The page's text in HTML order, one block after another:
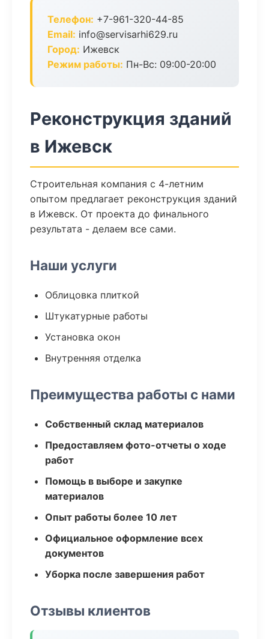
Телефон: +7-961-320-44-85
Email: info@servisarhi629.ru
Город: Ижевск
Режим работы: Пн-Вс: 09:00-20:00
Реконструкция зданий
в Ижевск
Строительная компания с 4-летним
опытом предлагает реконструкция зданий
в Ижевск. От проекта до финального
результата - делаем все сами.
Наши услуги
Облицовка плиткой
Штукатурные работы
Установка окон
Внутренняя отделка
Преимущества работы с нами
Собственный склад материалов
Предоставляем фото-отчеты о ходе
работ
Помощь в выборе и закупке
материалов
Опыт работы более 10 лет
Официальное оформление всех
документов
Уборка после завершения работ
Отзывы клиентов